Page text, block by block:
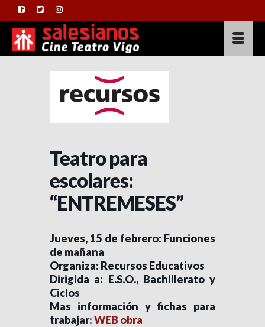
Teatro para
escolares:
“ENTREMESES”
Jueves, 15 de febrero: Funciones
de mañana
Organiza: Recursos Educativos
Dirigida a: E.S.O., Bachillerato y
Ciclos
Mas información y fichas para
trabajar:WEB obra